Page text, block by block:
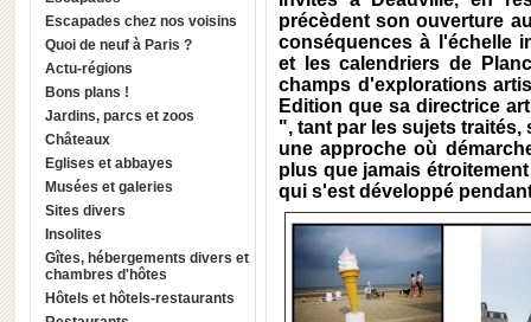
Escapades chez nos voisins
Quoi de neuf à Paris ?
Actu-régions
Bons plans !
Jardins, parcs et zoos
Châteaux
Eglises et abbayes
Musées et galeries
Sites divers
Insolites
Gîtes, hébergements divers et
chambres d'hôtes
Hôtels et hôtels-restaurants
précèdent son ouverture
conséquences à l'échelle
et les calendriers de
champs d'explorations
Edition que sa directrice
", tant par les sujets
une approche où
plus que jamais
qui s'est développé